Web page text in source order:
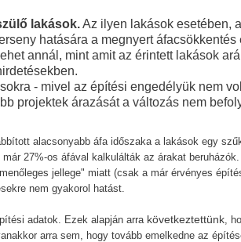
lakások. Az ilyen lakások esetében,
hatására a megnyert áfacsökkentés
annál, mint amit az érintett lakások
- mivel az építési engedélyük nem
projektek árazását a változás nem
alacsonyabb áfa időszaka a lakások egy
27%-os áfával kalkulálták az árakat
jellege" miatt (csak a már érvényes
nem gyakorol hatást.
adatok. Ezek alapján arra következtettünk,
arra sem, hogy tovább emelkedne az